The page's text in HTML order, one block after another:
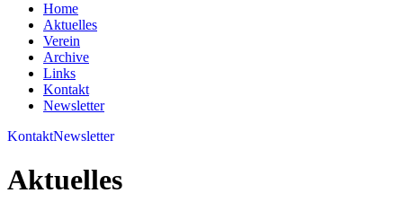
Home
Aktuelles
Verein
Archive
Links
Kontakt
Newsletter
KontaktNewsletter
Aktuelles